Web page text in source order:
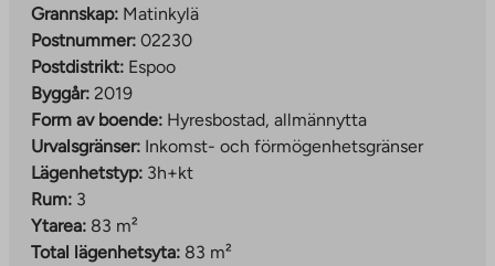
Grannskap: Matinkylä
Postnummer: 02230
Postdistrikt: Espoo
Byggår: 2019
Form av boende: Hyresbostad, allmännytta
Urvalsgränser: Inkomst- och förmögenhetsgränser
Lägenhetstyp: 3h+kt
Rum: 3
Ytarea: 83 m²
Total lägenhetsyta: 83 m²